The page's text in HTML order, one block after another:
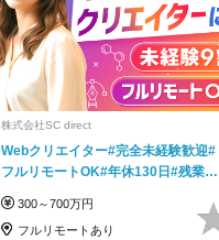
株式会社SC direct
Webクリエイター#完全未経験歓迎#
フルリモートOK#年休130日#残業月
300～700万円
フルリモートあり